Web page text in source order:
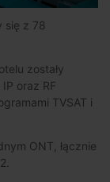
się z 78
zostały
oraz RF
TVSAT i
ONT, łącznie